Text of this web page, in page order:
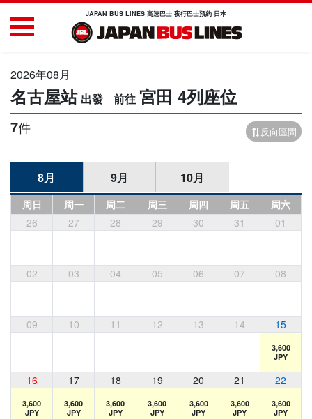
JAPAN BUS LINES 高速巴士 夜行巴士預約 日本
2026年08月
名古屋站 宮田 4列座位
7件 反向區間
8月 9月 10月
周日 周一 周二 周三 周四 周五
周六
26
27 28 29 30 31 01
02 03 04 05 06 07 08
09 10 11 12 13 14 15
3,600
JPY
16 17 18 19 20 21 22
3,600
JPY
3,600
JPY
3,600
JPY
3,600
JPY
3,600
JPY
3,600
JPY
3,600
JPY